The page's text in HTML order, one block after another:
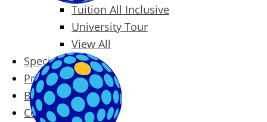
Tuition All Inclusive
University Tour
View All
Special Offers
Prices
Blog
Contact